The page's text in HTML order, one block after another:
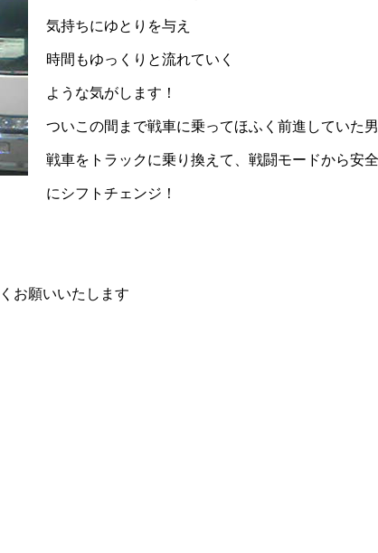
気持ちにゆとりを与え
時間もゆっくりと流れていく
ような気がします！
ついこの間まで戦車に乗ってほふく前進していた
戦車をトラックに乗り換えて、戦闘モードから安
にシフトチェンジ！
お願いいたします